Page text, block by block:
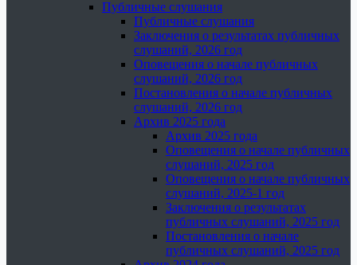
Публичные слушания
Публичные слушания
Заключения о результатах публичных
слушаний, 2026 год
Оповещения о начале публичных
слушаний, 2026 год
Постановления о начале публичных
слушаний, 2026 год
Архив 2025 года
Архив 2025 года
Оповещения о начале публичных
слушаний, 2025 год
Оповещения о начале публичных
слушаний, 2025-1 год
Заключения о результатах
публичных слушаний, 2025 год
Постановления о начале
публичных слушаний, 2025 год